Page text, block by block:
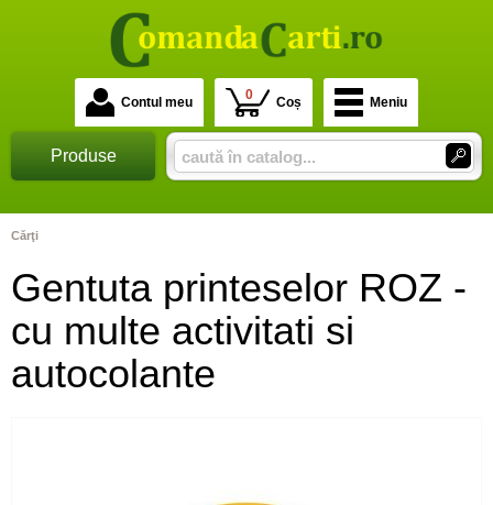
Contul meu 0 Coș Meniu
Produse
Cărţi
Gentuta printeselor ROZ -
cu multe activitati si
autocolante